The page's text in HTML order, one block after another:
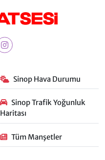
Sinop Hava Durumu
Sinop Trafik Yoğunluk
Haritası
Tüm Manşetler